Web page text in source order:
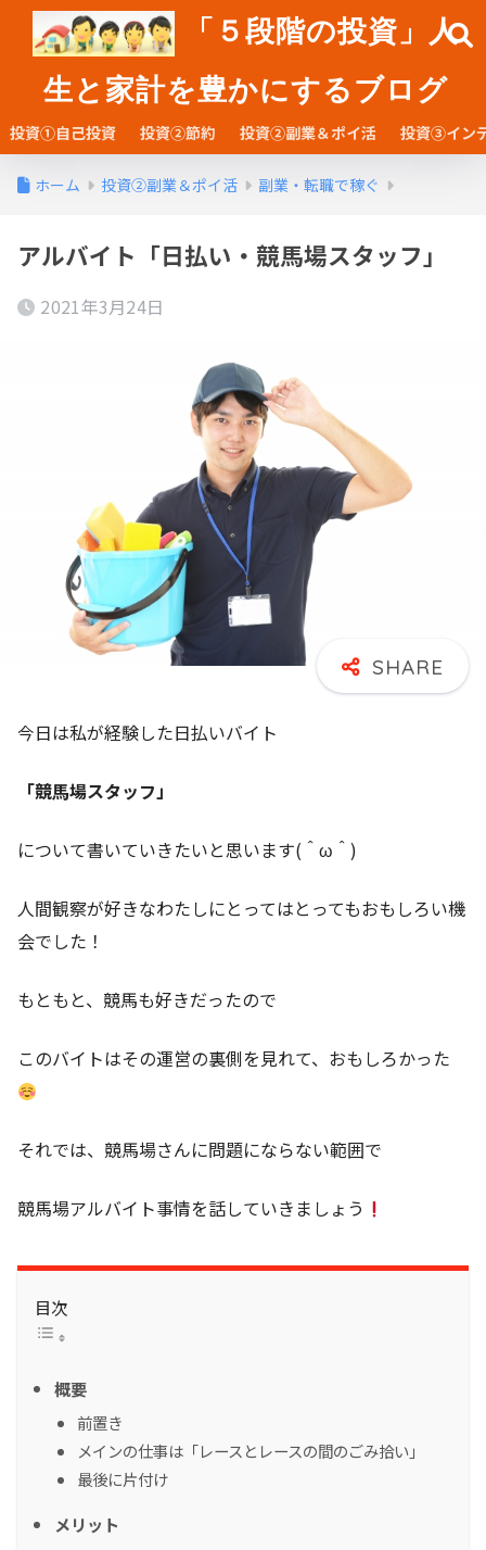
「５段階の投資」人
生と家計を豊かにするブログ
投資①自己投資 投資②節約 投資②副業＆ポイ活 投資③イン
ホーム 投資②副業＆ポイ活 副業・転職で稼ぐ
アルバイト「日払い・競馬場スタッフ」
2021年3月24日
今日は私が経験した日払いバイト
「競馬場スタッフ」
について書いていきたいと思います(＾ω＾)
人間観察が好きなわたしにとってはとってもおもしろい機
会でした！
もともと、競馬も好きだったので
このバイトはその運営の裏側を見れて、おもしろかった
それでは、競馬場さんに問題にならない範囲で
競馬場アルバイト事情を話していきましょう
目次
概要
前置き
メインの仕事は「レースとレースの間のごみ拾い」
最後に片付け
メリット